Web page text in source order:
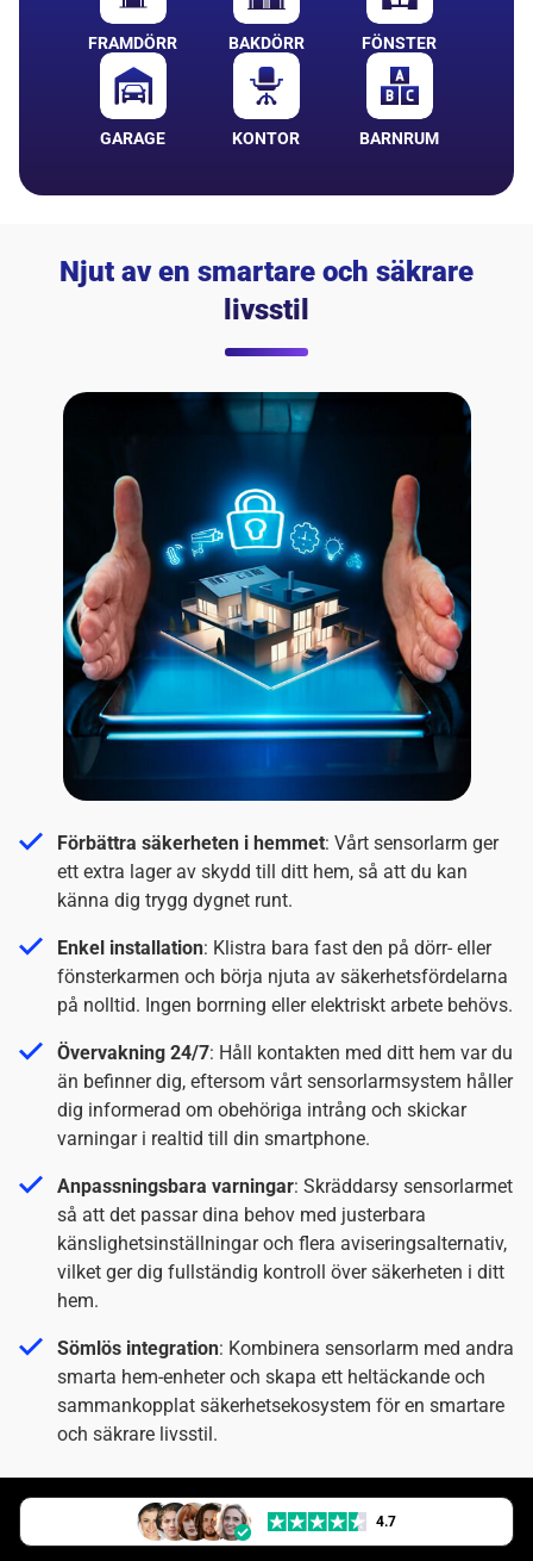
FRAMDÖRR BAKDÖRR FÖNSTER
GARAGE KONTOR BARNRUM
Njut av en smartare och säkrare
livsstil
Förbättra säkerheten i hemmet: Vårt sensorlarm ger
ett extra lager av skydd till ditt hem, så att du kan
känna dig trygg dygnet runt.
Enkel installation: Klistra bara fast den på dörr- eller
fönsterkarmen och börja njuta av säkerhetsfördelarna
på nolltid. Ingen borrning eller elektriskt arbete behövs.
Övervakning 24/7: Håll kontakten med ditt hem var du
än befinner dig, eftersom vårt sensorlarmsystem håller
dig informerad om obehöriga intrång och skickar
varningar i realtid till din smartphone.
Anpassningsbara varningar: Skräddarsy sensorlarmet
så att det passar dina behov med justerbara
känslighetsinställningar och flera aviseringsalternativ,
vilket ger dig fullständig kontroll över säkerheten i ditt
hem.
Sömlös integration: Kombinera sensorlarm med andra
smarta hem-enheter och skapa ett heltäckande och
sammankopplat säkerhetsekosystem för en smartare
och säkrare livsstil.
4.7